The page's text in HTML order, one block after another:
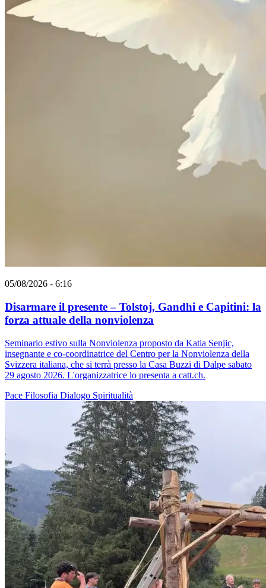
05/08/2026 - 6:16
Disarmare il presente – Tolstoj, Gandhi e Capitini: la
forza attuale della nonviolenza
Seminario estivo sulla Nonviolenza proposto da Katia Senjic,
insegnante e co-coordinatrice del Centro per la Nonviolenza della
Svizzera italiana, che si terrà presso la Casa Buzzi di Dalpe sabato
29 agosto 2026. L'organizzatrice lo presenta a catt.ch.
Pace Filosofia Dialogo Spiritualità